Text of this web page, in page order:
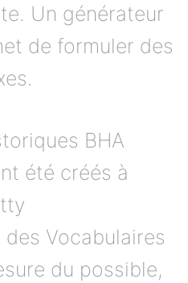
Un générateur
de formuler des
BHA
été créés à
Vocabulaires
du possible,